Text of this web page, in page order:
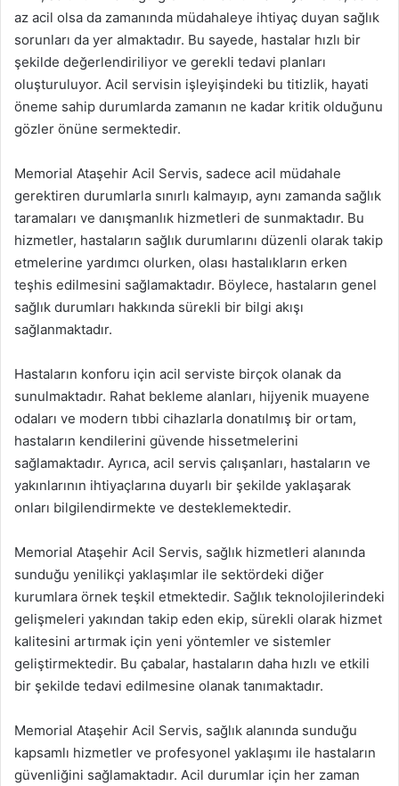
az acil olsa da zamanında müdahaleye ihtiyaç duyan sağlık
sorunları da yer almaktadır. Bu sayede, hastalar hızlı bir
şekilde değerlendiriliyor ve gerekli tedavi planları
oluşturuluyor. Acil servisin işleyişindeki bu titizlik, hayati
öneme sahip durumlarda zamanın ne kadar kritik olduğunu
gözler önüne sermektedir.
Memorial Ataşehir Acil Servis, sadece acil müdahale
gerektiren durumlarla sınırlı kalmayıp, aynı zamanda sağlık
taramaları ve danışmanlık hizmetleri de sunmaktadır. Bu
hizmetler, hastaların sağlık durumlarını düzenli olarak takip
etmelerine yardımcı olurken, olası hastalıkların erken
teşhis edilmesini sağlamaktadır. Böylece, hastaların genel
sağlık durumları hakkında sürekli bir bilgi akışı
sağlanmaktadır.
Hastaların konforu için acil serviste birçok olanak da
sunulmaktadır. Rahat bekleme alanları, hijyenik muayene
odaları ve modern tıbbi cihazlarla donatılmış bir ortam,
hastaların kendilerini güvende hissetmelerini
sağlamaktadır. Ayrıca, acil servis çalışanları, hastaların ve
yakınlarının ihtiyaçlarına duyarlı bir şekilde yaklaşarak
onları bilgilendirmekte ve desteklemektedir.
Memorial Ataşehir Acil Servis, sağlık hizmetleri alanında
sunduğu yenilikçi yaklaşımlar ile sektördeki diğer
kurumlara örnek teşkil etmektedir. Sağlık teknolojilerindeki
gelişmeleri yakından takip eden ekip, sürekli olarak hizmet
kalitesini artırmak için yeni yöntemler ve sistemler
geliştirmektedir. Bu çabalar, hastaların daha hızlı ve etkili
bir şekilde tedavi edilmesine olanak tanımaktadır.
Memorial Ataşehir Acil Servis, sağlık alanında sunduğu
kapsamlı hizmetler ve profesyonel yaklaşımı ile hastaların
güvenliğini sağlamaktadır. Acil durumlar için her zaman